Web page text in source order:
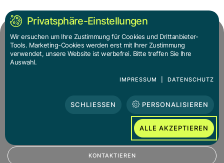
Verein sprungbrett
Beratung · Bildung · Forschung für Mädchen* und
junge Frauen*
sprungbrett(at)sprungbrett.or.at
KONTAKTIEREN
Privatsphäre-Einstellungen
Wir ersuchen um Ihre Zustimmung für Cookies und Drittanbieter-
Tools. Marketing-Cookies werden erst mit Ihrer Zustimmung
verwendet, unsere Website ist werbefrei. Bitte treffen Sie Ihre
Auswahl.
IMPRESSUM DATENSCHUTZ
SCHLIESSEN PERSONALISIEREN
ALLE AKZEPTIEREN